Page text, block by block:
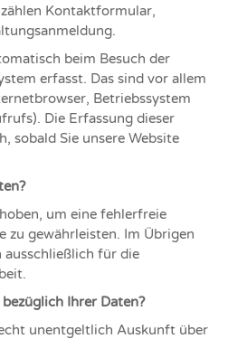
Kontaktformular,
beim Besuch der
erfasst. Das sind vor allem
Betriebssystem
Die Erfassung dieser
sobald Sie unsere Website
um eine fehlerfreie
zu gewährleisten. Im Übrigen
ausschließlich für die
Ihrer Daten?
unentgeltlich Auskunft über